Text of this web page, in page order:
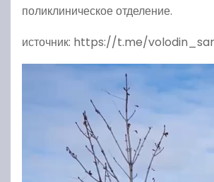
поликлиническое отделение.
источник: https://t.me/